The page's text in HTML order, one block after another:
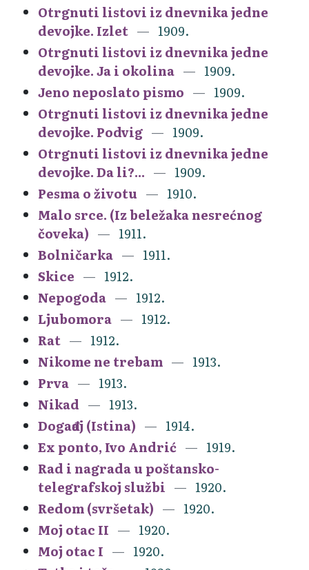
Otrgnuti listovi iz dnevnika jedne
devojke. Izlet
1909.
Otrgnuti listovi iz dnevnika jedne
devojke. Ja i okolina
1909.
Jeno neposlato pismo
1909.
Otrgnuti listovi iz dnevnika jedne
devojke. Podvig
1909.
Otrgnuti listovi iz dnevnika jedne
devojke. Da li?...
1909.
Pesma o životu
1910.
Malo srce. (Iz beležaka nesrećnog
čoveka)
1911.
Bolničarka
1911.
Skice
1912.
Nepogoda
1912.
Ljubomora
1912.
Rat
1912.
Nikome ne trebam
1913.
Prva
1913.
Nikad
1913.
Događaj (Istina)
1914.
Ex ponto, Ivo Andrić
1919.
Rad i nagrada u poštansko-
telegrafskoj službi
1920.
Redom (svršetak)
1920.
Moj otac II
1920.
Moj otac I
1920.